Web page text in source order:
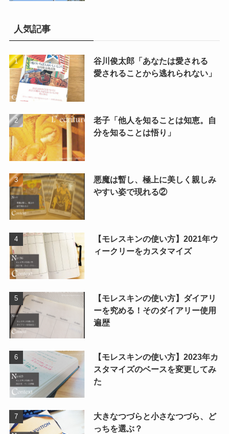
人気記事
谷川俊太郎「あなたは愛される
愛されることから逃れられない」
老子「他人を知ることは知恵。自
分を知ることは悟り」
悪魔は暫し、極上に美しく親しみ
やすい姿で現れる②
【モレスキンの使い方】2021年ウ
ィークリーをカスタマイズ
【モレスキンの使い方】ダイアリ
ーを究める！そのダイアリー使用
遍歴
【モレスキンの使い方】2023年カ
スタマイズのベースを変更してみ
た
大きなつづらと小さなつづら、ど
っちを選ぶ？